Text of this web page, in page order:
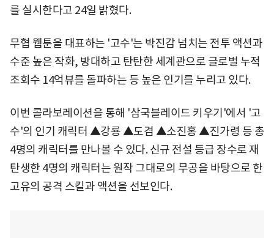
를 실시한다고 24일 밝혔다.
무협 웹툰을 대표하는 '고수'는 박진감 넘치는 전투 액션과
수준 높은 작화, 방대하고 탄탄한 세계관으로 글로벌 누적
조회수 14억뷰를 돌파하는 등 높은 인기를 누리고 있다.
이번 콜라보레이션을 통해 '삼국블레이드 키우기'에서 '고
수'의 인기 캐릭터 ▲강룡 ▲도겸 ▲소진홍 ▲진가령 등 총
4명의 캐릭터를 만나볼 수 있다. 신규 전설 등급 장수로 재
탄생한 4명의 캐릭터는 원작 그대로의 무공을 바탕으로 한
고유의 공격 스킬과 액션을 선보인다.